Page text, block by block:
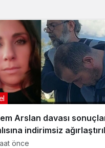
Arslan davası
indirimsiz
hapis cezası verildi
önce